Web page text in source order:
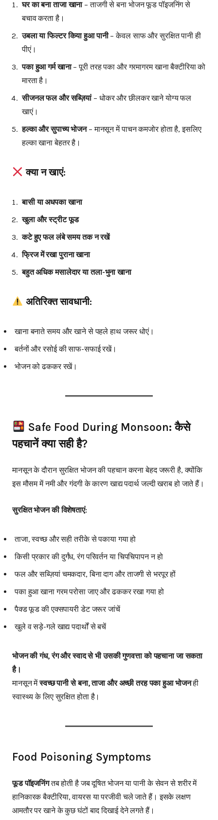
घर का बना ताजा खाना– ताजगी से बना भोजन फूड पॉइजनिंग से
बचाव करता है।
उबला या फिल्टर किया हुआ पानी– केवल साफ और सुरक्षित पानी ही
पीएं।
पका हुआ गर्म खाना– पूरी तरह पका और गरमागरम खाना बैक्टीरिया को
मारता है।
सीजनल फल और सब्ज़ियां– धोकर और छीलकर खाने योग्य फल
खाएं।
हल्का और सुपाच्य भोजन– मानसून में पाचन कमजोर होता है, इसलिए
हल्का खाना बेहतर है।
क्या न खाएं:
बासी या अधपका खाना
खुला और स्ट्रीट फूड
कटे हुए फल लंबे समय तक न रखें
फ्रिज में रखा पुराना खाना
बहुत अधिक मसालेदार या तला-भुना खाना
अतिरिक्त सावधानी:
खाना बनाते समय और खाने से पहले हाथ जरूर धोएं।
बर्तनों और रसोई की साफ-सफाई रखें।
भोजन को ढककर रखें।
Safe Food During Monsoon: कैसे
पहचानें क्या सही है?
मानसून के दौरान सुरक्षित भोजन की पहचान करना बेहद जरूरी है, क्योंकि
इस मौसम में नमी और गंदगी के कारण खाद्य पदार्थ जल्दी खराब हो जाते हैं।
सुरक्षित भोजन की विशेषताएं:
ताजा, स्वच्छ और सही तरीके से पकाया गया हो
किसी प्रकार की दुर्गंध, रंग परिवर्तन या चिपचिपापन न हो
फल और सब्ज़ियां चमकदार, बिना दाग और ताजगी से भरपूर हों
पका हुआ खाना गरम परोसा जाए और ढककर रखा गया हो
पैक्ड फूड की एक्सपायरी डेट जरूर जांचें
खुले व सड़े-गले खाद्य पदार्थों से बचें
भोजन की गंध, रंग और स्वाद से भी उसकी गुणवत्ता को पहचाना जा सकता
है।
मानसून मेंस्वच्छ पानी से बना, ताजा और अच्छी तरह पका हुआ भोजनही
स्वास्थ्य के लिए सुरक्षित होता है।
Food Poisoning Symptoms
फूड पॉइजनिंगतब होती है जब दूषित भोजन या पानी के सेवन से शरीर में
हानिकारक बैक्टीरिया, वायरस या परजीवी चले जाते हैं। इसके लक्षण
आमतौर पर खाने के कुछ घंटों बाद दिखाई देने लगते हैं।